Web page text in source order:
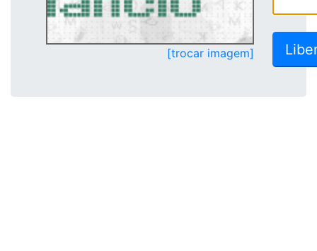
[trocar imagem]